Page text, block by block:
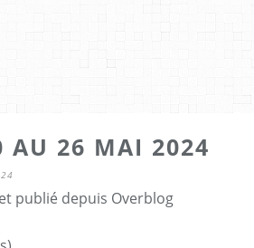
AU 26 MAI 2024
publié depuis Overblog